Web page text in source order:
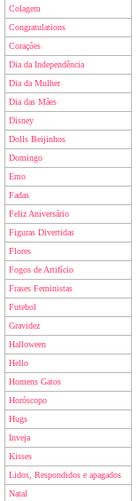
Colagem
Congratulations
Corações
Dia da Independência
Dia da Mulher
Dia das Mães
Disney
Dolls Beijinhos
Domingo
Emo
Fadas
Feliz Aniversário
Figuras Divertidas
Flores
Fogos de Artifício
Frases Feministas
Futebol
Gravidez
Halloween
Hello
Homens Gatos
Horóscopo
Hugs
Inveja
Kisses
Lidos, Respondidos e apagados
Natal